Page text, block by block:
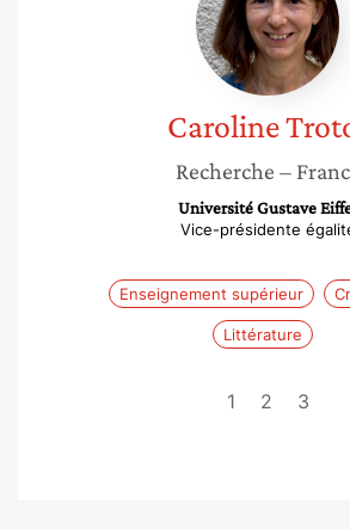
Caroline
Recherche –
Université Gustave
Vice-présidente
Enseignement supérieur
Littérature
1 2 3